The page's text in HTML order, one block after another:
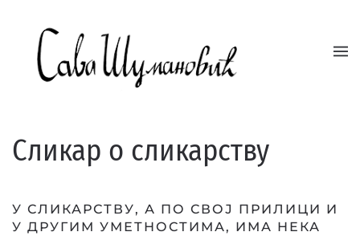
Skip to main content
Сликар о сликарству
У СЛИКАРСТВУ, А ПО СВОЈ ПРИЛИЦИ И
У ДРУГИМ УМЕТНОСТИМА, ИМА НЕКА